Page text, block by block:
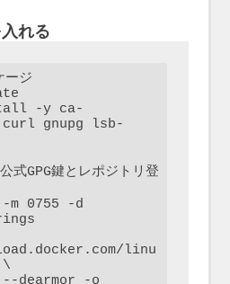
れる
ジ
-y ca-
gnupg lsb-
GPG鍵とレポジトリ登
0755 -d
linu
\